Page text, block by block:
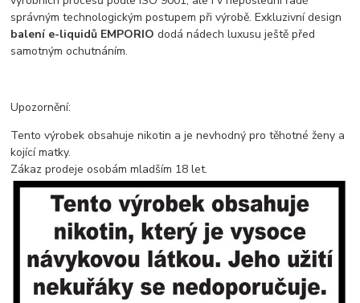
správným technologickým postupem při výrobě. Exkluzivní design
balení e-liquidů EMPORIO dodá nádech luxusu ještě před
samotným ochutnáním.
Upozornění:
Tento výrobek obsahuje nikotin a je nevhodný pro těhotné ženy a
kojící matky.
Zákaz prodeje osobám mladším 18 let.